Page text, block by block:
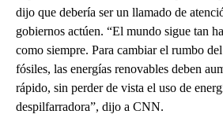
dijo que debería ser un llamado de
gobiernos actúen. “El mundo sigue tan
como siempre. Para cambiar el rumbo
fósiles, las energías renovables deben
rápido, sin perder de vista el uso de
despilfarradora”, dijo a CNN.